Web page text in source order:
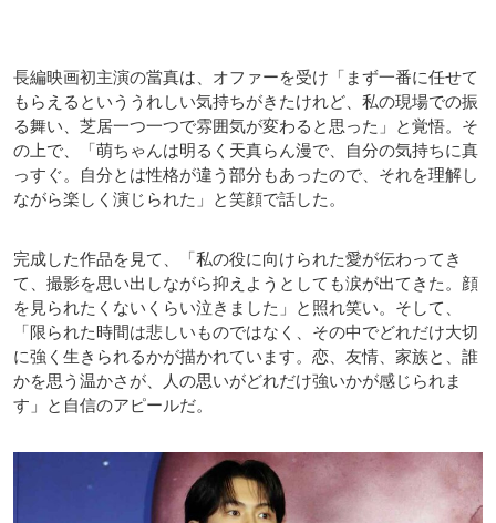
長編映画初主演の當真は、オファーを受け「まず一番に任せて
もらえるといううれしい気持ちがきたけれど、私の現場での振
る舞い、芝居一つ一つで雰囲気が変わると思った」と覚悟。そ
の上で、「萌ちゃんは明るく天真らん漫で、自分の気持ちに真
っすぐ。自分とは性格が違う部分もあったので、それを理解し
ながら楽しく演じられた」と笑顔で話した。
完成した作品を見て、「私の役に向けられた愛が伝わってき
て、撮影を思い出しながら抑えようとしても涙が出てきた。顔
を見られたくないくらい泣きました」と照れ笑い。そして、
「限られた時間は悲しいものではなく、その中でどれだけ大切
に強く生きられるかが描かれています。恋、友情、家族と、誰
かを思う温かさが、人の思いがどれだけ強いかが感じられま
す」と自信のアピールだ。